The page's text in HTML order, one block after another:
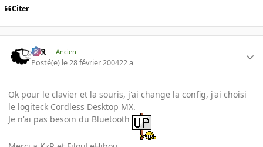
Citer
KzR Ancien
Posté(e) le 28 février 200422 a
Ok pour le clavier et la souris, j'ai change la config, j'ai choisi
le logiteck Cordless Desktop MX.
Je n'ai pas besoin du Bluetooth